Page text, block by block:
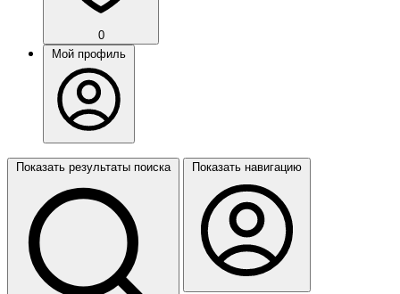
0
Мой профиль
Показать результаты поиска Показать навигацию